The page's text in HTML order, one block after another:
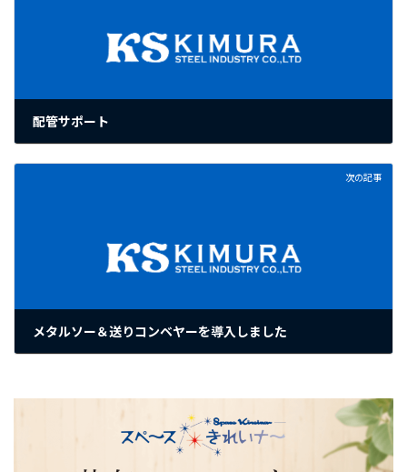
配管サポート
次の記事
メタルソー＆送りコンベヤーを導入しました